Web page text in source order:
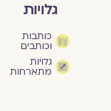
גלויות
כותבות
וכותבים
גלויות
מתארחות